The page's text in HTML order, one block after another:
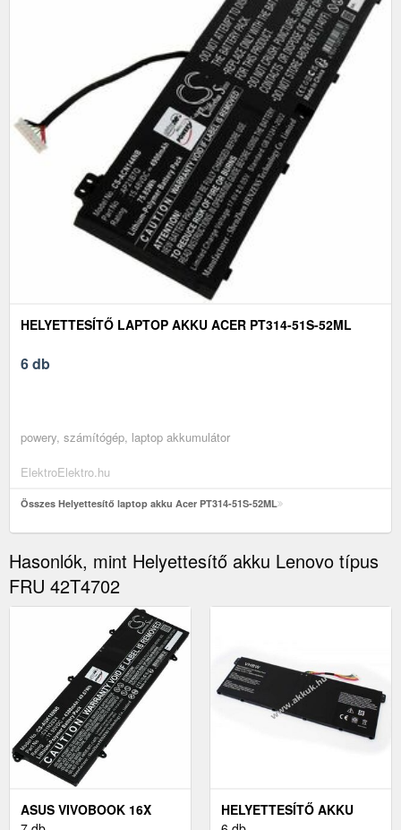
HELYETTESÍTŐ LAPTOP AKKU ACER PT314-51S-52ML
6 db
powery, számítógép, laptop akkumulátor
ElektroElektro.hu
Összes Helyettesítő laptop akku Acer PT314-51S-52ML
Hasonlók, mint Helyettesítő akku Lenovo típus
FRU 42T4702
ASUS VIVOBOOK 16X
HELYETTESÍTŐ AKKU